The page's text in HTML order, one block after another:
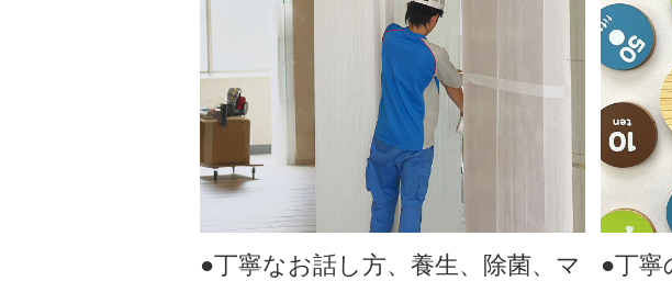
●丁寧なお話し方、養生、除菌、マ ●丁寧